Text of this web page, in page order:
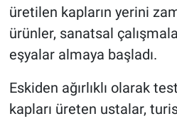
üretilen kapların yerini
ürünler, sanatsal
eşyalar almaya başladı.
Eskiden ağırlıklı olarak
kapları üreten ustalar,